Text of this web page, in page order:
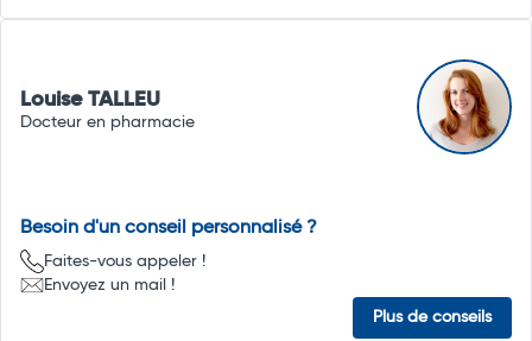
Louise TALLEU
Docteur en pharmacie
Besoin d'un conseil personnalisé ?
Faites-vous appeler !
Envoyez un mail !
Plus de conseils